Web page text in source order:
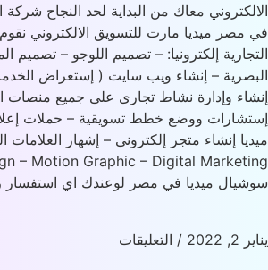
معاك من البداية لحد النجاح شركة
ميديا مارت للتسويق الالكتروني نقوم
إلكترونيا: – تصميم اللوجو – تصميم
– إنشاء ويب سايت ( إستعراض الخدمات
وإدارة نشاط تجارى على جميع منصات
ووضع خطط تسويقية – حملات
ميديا في مصر لوعندك اي استفسار
/ التعليقات